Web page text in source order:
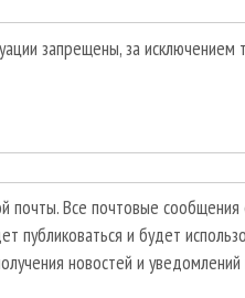
запрещены, за исключением
почты. Все почтовые сообщения
публиковаться и будет
новостей и